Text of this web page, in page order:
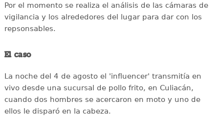
Por el momento se realiza el análisis de las cámaras de
vigilancia y los alrededores del lugar para dar con los
repsonsables.
El caso
La noche del 4 de agosto el 'influencer' transmitía en
vivo desde una sucursal de pollo frito, en Culiacán,
cuando dos hombres se acercaron en moto y uno de
ellos le disparó en la cabeza.